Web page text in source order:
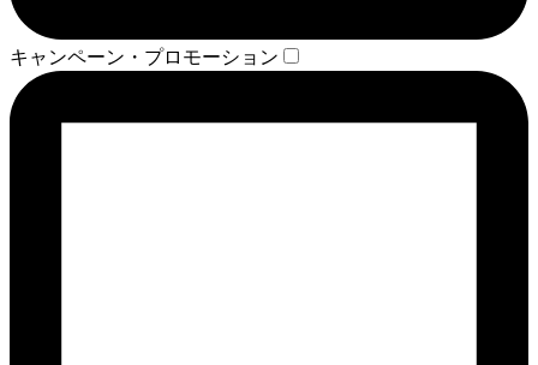
キャンペーン・プロモーション